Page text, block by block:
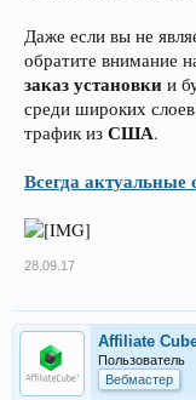
Даже если вы не
обратите внимание
заказ установки и
среди широких
трафик из США.
Всегда
28.09.17
Affiliate
Пользователь
Вебмастер